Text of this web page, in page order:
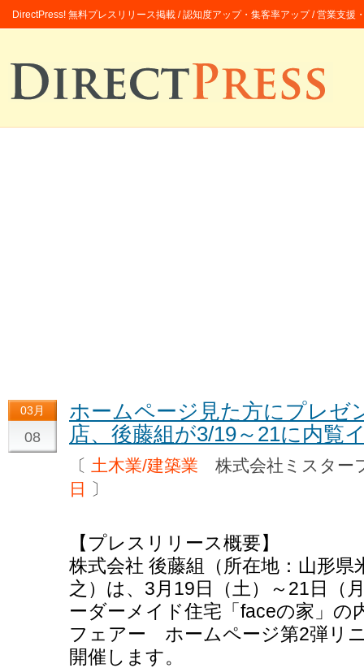
DirectPress! 無料プレスリリース掲載 / 認知度アップ・集客率アップ / 営業支援
03月
08
ホームページ見た方にプレゼ
店、後藤組が3/19～21に内覧
〔 土木業/建築業 株式会社ミスタ
日
〕
【プレスリリース概要】
株式会社 後藤組（所在地：山形県
之）は、3月19日（土）～21日（
ーダーメイド住宅「faceの家」
フェアー ホームページ第2弾リ
開催します。